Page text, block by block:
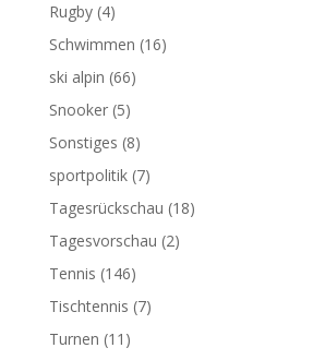
Rugby(4)
Schwimmen (16)
ski alpin (66)
Snooker(5)
Sonstiges (8)
sportpolitik(7)
Tagesrückschau (18)
Tagesvorschau (2)
Tennis (146)
Tischtennis (7)
Turnen (11)